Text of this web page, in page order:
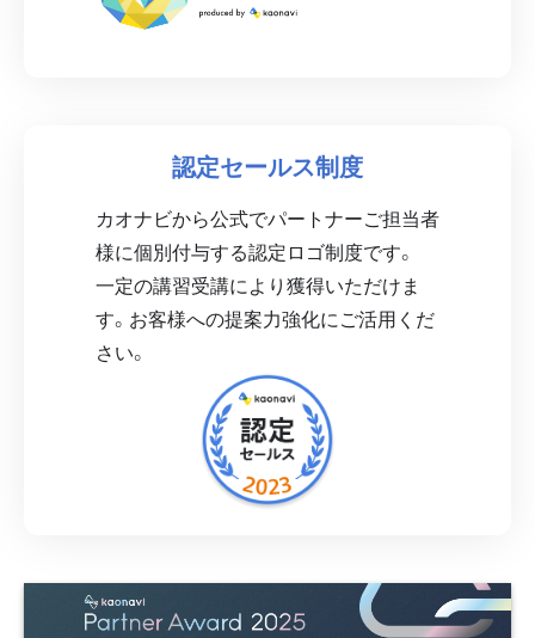
認定セールス制度
カオナビから公式でパートナーご担当者
様に個別付与する認定ロゴ制度です。
一定の講習受講により獲得いただけま
す。お客様への提案力強化にご活用くだ
さい。